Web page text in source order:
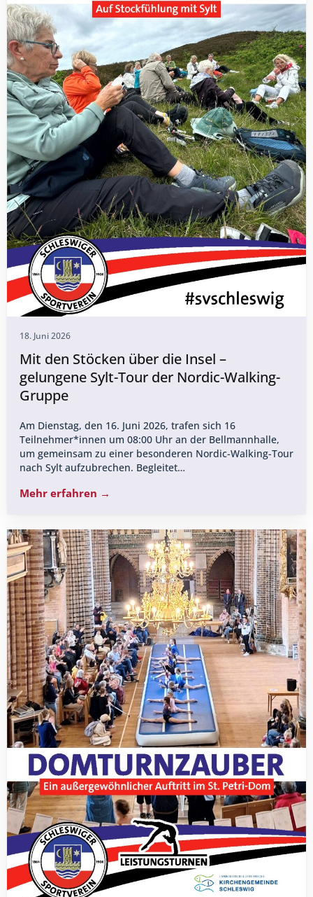
18. Juni 2026
Mit den Stöcken über die Insel –
gelungene Sylt-Tour der Nordic-Walking-
Gruppe
Am Dienstag, den 16. Juni 2026, trafen sich 16
Teilnehmer*innen um 08:00 Uhr an der Bellmannhalle,
um gemeinsam zu einer besonderen Nordic-Walking-Tour
nach Sylt aufzubrechen. Begleitet…
Mehr erfahren →